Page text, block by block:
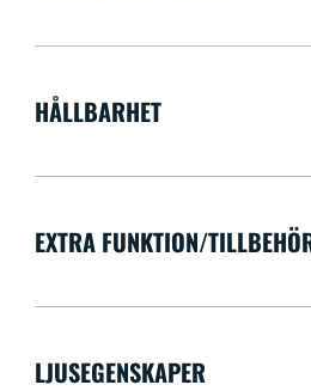
HÅLLBARHET
EXTRA FUNKTION/
LJUSEGENSKAPER